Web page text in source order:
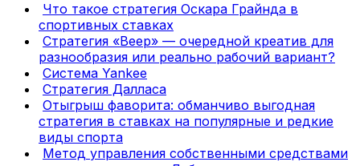
Что такое стратегия Оскара Грайнда в
спортивных ставках
Стратегия «Веер» — очередной креатив для
разнообразия или реально рабочий вариант?
Система Yankee
Стратегия Далласа
Отыгрыш фаворита: обманчиво выгодная
стратегия в ставках на популярные и редкие
виды спорта
Метод управления собственными средствами